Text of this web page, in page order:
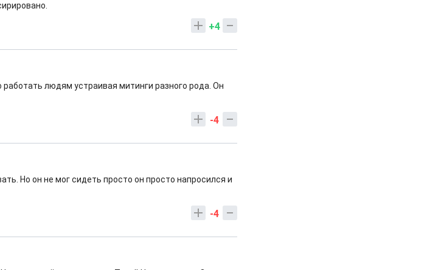
+4
людям устраивая митинги разного рода. Он
-4
Но он не мог сидеть просто он просто напросился и
-4